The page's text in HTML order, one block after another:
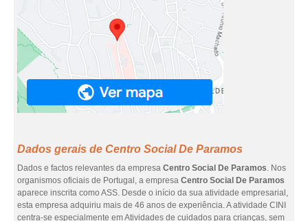
Dados gerais de Centro Social De Paramos
Dados e factos relevantes da empresa Centro Social De Paramos. Nos
organismos oficiais de Portugal, a empresa Centro Social De Paramos
aparece inscrita como ASS. Desde o início da sua atividade empresarial,
esta empresa adquiriu mais de 46 anos de experiência. A atividade CINI
centra-se especialmente em Atividades de cuidados para crianças, sem